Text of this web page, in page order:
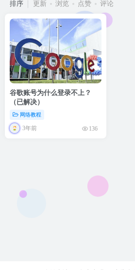
排序 更新 浏览 点赞 评论
谷歌账号为什么登录不上？
（已解决）
网络教程
3年前 136